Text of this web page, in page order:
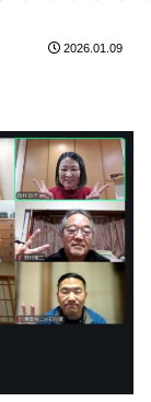
2026.01.09